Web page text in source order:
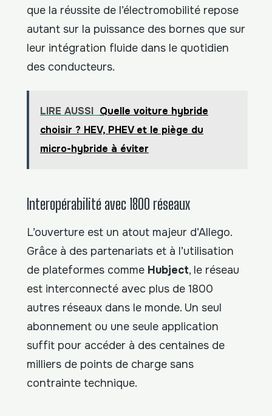
que la réussite de l’électromobilité repose
autant sur la puissance des bornes que sur
leur intégration fluide dans le quotidien
des conducteurs.
LIRE AUSSI Quelle voiture hybride
choisir ? HEV, PHEV et le piège du
micro-hybride à éviter
Interopérabilité avec 1800 réseaux
L’ouverture est un atout majeur d’Allego.
Grâce à des partenariats et à l’utilisation
de plateformes comme Hubject, le réseau
est interconnecté avec plus de 1800
autres réseaux dans le monde. Un seul
abonnement ou une seule application
suffit pour accéder à des centaines de
milliers de points de charge sans
contrainte technique.